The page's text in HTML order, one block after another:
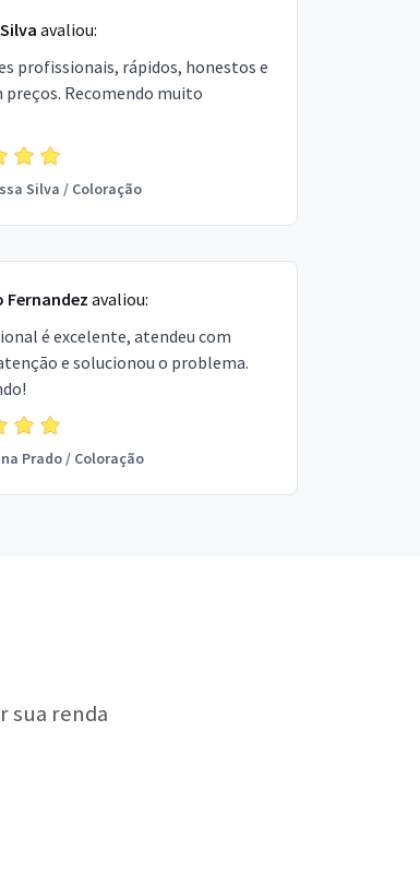
avaliou:
profissionais, rápidos, honestos e
preços. Recomendo muito
Silva / Coloração
Fernandez avaliou:
é excelente, atendeu com
e solucionou o problema.
Prado/ Coloração
sua renda